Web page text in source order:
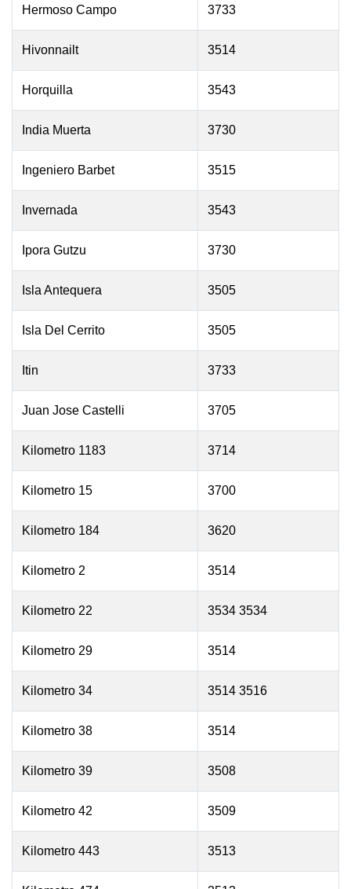
Hermoso Campo 3733
Hivonnailt 3514
Horquilla 3543
India Muerta 3730
Ingeniero Barbet 3515
Invernada 3543
Ipora Gutzu 3730
Isla Antequera 3505
Isla Del Cerrito 3505
Itin 3733
Juan Jose Castelli 3705
Kilometro 1183 3714
Kilometro 15 3700
Kilometro 184 3620
Kilometro 2 3514
Kilometro 22 3534 3534
Kilometro 29 3514
Kilometro 34 3514 3516
Kilometro 38 3514
Kilometro 39 3508
Kilometro 42 3509
Kilometro 443 3513